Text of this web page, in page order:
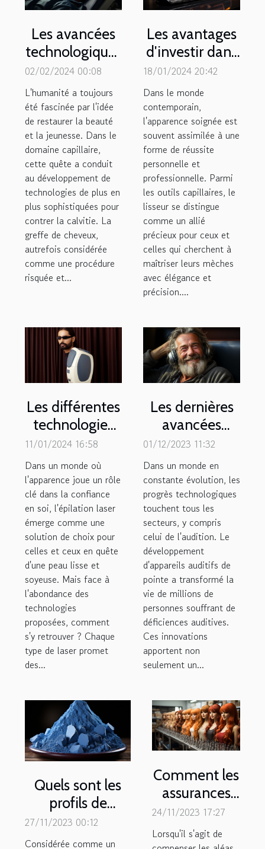
Les avancées
technologiques
dans le
domaine de la
greffe de
cheveux
02/02/2024 00:08
L'humanité a toujours
été fascinée par l'idée
de restaurer la beauté
et la jeunesse. Dans le
domaine capillaire,
cette quête a conduit
au développement de
technologies de plus en
plus sophistiquées pour
contrer la calvitie. La
greffe de cheveux,
autrefois considérée
comme une procédure
risquée et...
Les avantages
d'investir dans
un lisseur de
qualité pour
une coiffure
parfaite
18/01/2024 20:42
Dans le monde
contemporain,
l'apparence soignée est
souvent assimilée à une
forme de réussite
personnelle et
professionnelle. Parmi
les outils capillaires, le
lisseur se distingue
comme un allié
précieux pour ceux et
celles qui cherchent à
maîtriser leurs mèches
avec élégance et
précision....
Les différentes
technologies
d'épilation
laser : quelle
est la plus
efficace ?
11/01/2024 16:58
Dans un monde où
l'apparence joue un rôle
clé dans la confiance
en soi, l'épilation laser
émerge comme une
solution de choix pour
celles et ceux en quête
d'une peau lisse et
soyeuse. Mais face à
l'abondance des
technologies
proposées, comment
s'y retrouver ? Chaque
type de laser promet
des...
Les dernières
avancées
technologiques
en matière
d'appareils
auditifs
01/12/2023 11:32
Dans un monde en
constante évolution, les
progrès technologiques
touchent tous les
secteurs, y compris
celui de l'audition. Le
développement
d'appareils auditifs de
pointe a transformé la
vie de millions de
personnes souffrant de
déficiences auditives.
Ces innovations
apportent non
seulement un...
Quels sont les
profils de
personnes pour
lesquelles la
27/11/2023 00:12
Considérée comme un
Comment les
assurances
remboursent-
elles les
24/11/2023 17:27
Lorsqu'il s'agit de